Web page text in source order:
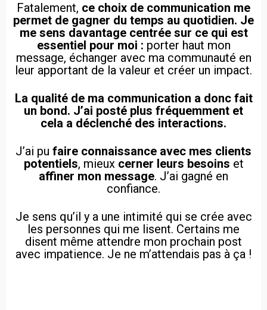
Fatalement, ce choix de communication me
permet de gagner du temps au quotidien. Je
me sens davantage centrée sur ce qui est
essentiel pour moi : porter haut mon
message, échanger avec ma communauté en
leur apportant de la valeur et créer un impact.
La qualité de ma communication a donc fait
un bond. J’ai posté plus fréquemment et
cela a déclenché des interactions.
J’ai pu faire connaissance avec mes clients
potentiels, mieux cerner leurs besoins et
affiner mon message. J’ai gagné en
confiance.
Je sens qu’il y a une intimité qui se crée avec
les personnes qui me lisent. Certains me
disent même attendre mon prochain post
avec impatience. Je ne m’attendais pas à ça !